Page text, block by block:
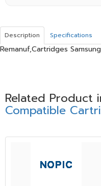
Description Specifications
Remanuf,Cartridges
Related Product
Compatible